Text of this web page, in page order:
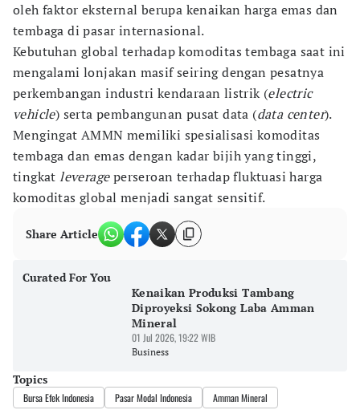
oleh faktor eksternal berupa kenaikan harga emas dan
tembaga di pasar internasional.
Kebutuhan global terhadap komoditas tembaga saat ini
mengalami lonjakan masif seiring dengan pesatnya
perkembangan industri kendaraan listrik (electric
vehicle) serta pembangunan pusat data (data center).
Mengingat AMMN memiliki spesialisasi komoditas
tembaga dan emas dengan kadar bijih yang tinggi,
tingkatleverageperseroan terhadap fluktuasi harga
komoditas global menjadi sangat sensitif.
Share Article
Curated For You
Kenaikan Produksi Tambang
Diproyeksi Sokong Laba Amman
Mineral
01 Jul 2026, 19:22 WIB
Business
Topics
Bursa Efek Indonesia Pasar Modal Indonesia Amman Mineral